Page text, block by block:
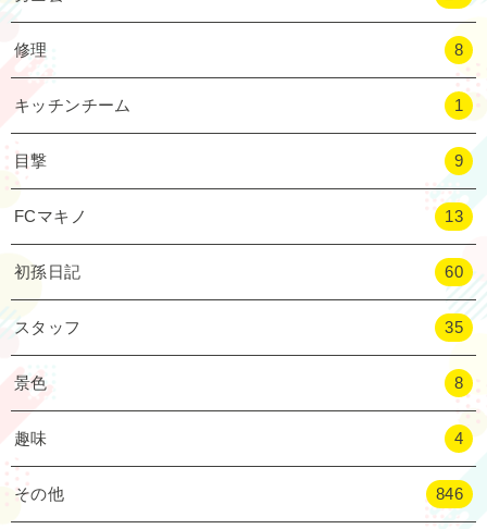
修理 8
キッチンチーム 1
目撃 9
FCマキノ 13
初孫日記 60
スタッフ 35
景色 8
趣味 4
その他 846